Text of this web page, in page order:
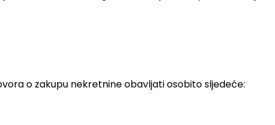
o zakupu nekretnine obavljati osobito sljedeće: